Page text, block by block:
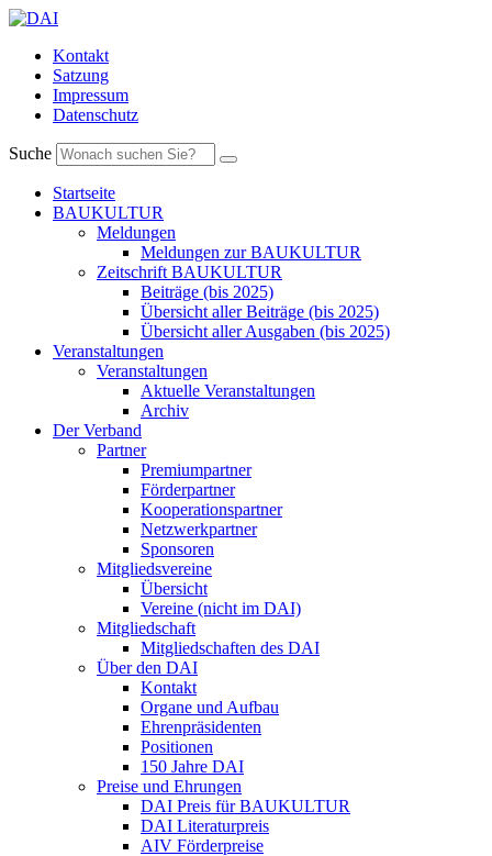
Kontakt
Satzung
Impressum
Datenschutz
Suche
Startseite
BAUKULTUR
Meldungen
Meldungen zur BAUKULTUR
Zeitschrift BAUKULTUR
Beiträge (bis 2025)
Übersicht aller Beiträge (bis 2025)
Übersicht aller Ausgaben (bis 2025)
Veranstaltungen
Veranstaltungen
Aktuelle Veranstaltungen
Archiv
Der Verband
Partner
Premiumpartner
Förderpartner
Kooperationspartner
Netzwerkpartner
Sponsoren
Mitgliedsvereine
Übersicht
Vereine (nicht im DAI)
Mitgliedschaft
Mitgliedschaften des DAI
Über den DAI
Kontakt
Organe und Aufbau
Ehrenpräsidenten
Positionen
150 Jahre DAI
Preise und Ehrungen
DAI Preis für BAUKULTUR
DAI Literaturpreis
AIV Förderpreise